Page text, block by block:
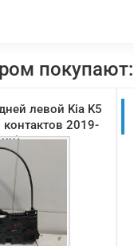
покупают:
левой Kia K5
контактов 2019-